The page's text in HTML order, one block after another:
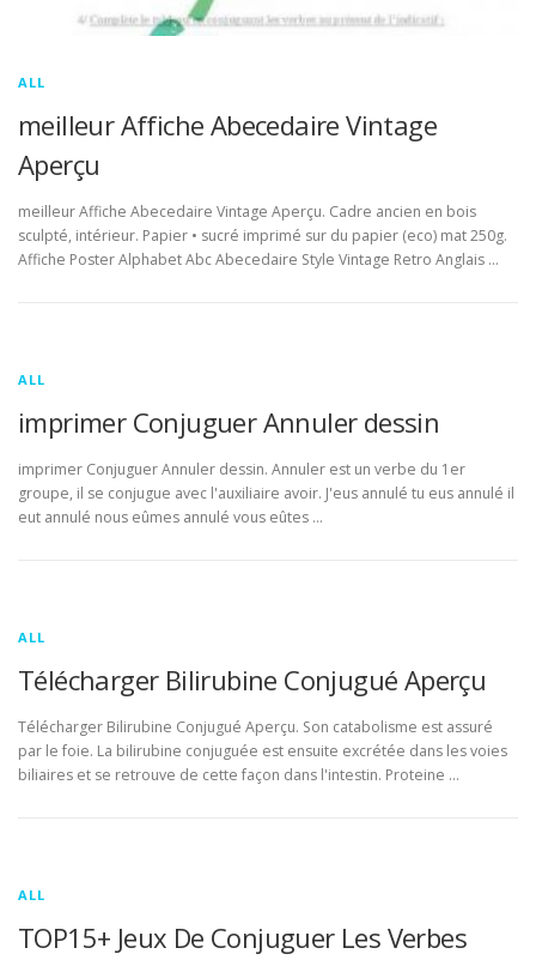
ALL
meilleur Affiche Abecedaire Vintage
Aperçu
meilleur Affiche Abecedaire Vintage Aperçu. Cadre ancien en bois
sculpté, intérieur. Papier • sucré imprimé sur du papier (eco) mat 250g.
Affiche Poster Alphabet Abc Abecedaire Style Vintage Retro Anglais …
ALL
imprimer Conjuguer Annuler dessin
imprimer Conjuguer Annuler dessin. Annuler est un verbe du 1er
groupe, il se conjugue avec l'auxiliaire avoir. J'eus annulé tu eus annulé il
eut annulé nous eûmes annulé vous eûtes …
ALL
Télécharger Bilirubine Conjugué Aperçu
Télécharger Bilirubine Conjugué Aperçu. Son catabolisme est assuré
par le foie. La bilirubine conjuguée est ensuite excrétée dans les voies
biliaires et se retrouve de cette façon dans l'intestin. Proteine …
ALL
TOP15+ Jeux De Conjuguer Les Verbes